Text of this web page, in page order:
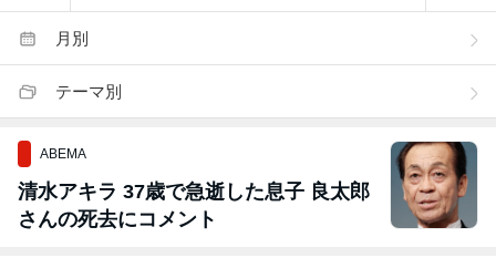
月別
テーマ別
ABEMA
清水アキラ 37歳で急逝した息子 良太郎
さんの死去にコメント